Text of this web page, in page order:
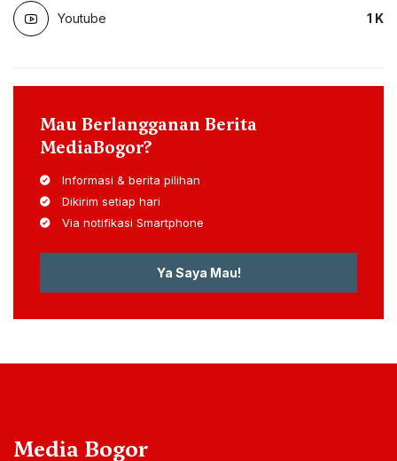
Youtube 1 K
Mau Berlangganan Berita
MediaBogor?
Informasi & berita pilihan
Dikirim setiap hari
Via notifikasi Smartphone
Ya Saya Mau!
Media Bogor